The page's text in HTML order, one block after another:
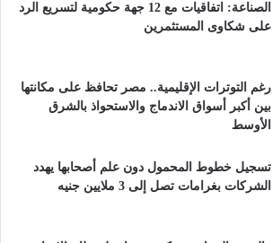
الصناعة: اتفاقيات مع 12 جهة حكومية لتسريع الرد
على شكاوى المستثمرين
رغم التوترات الإقليمية.. مصر تحافظ على مكانتها
بين أكبر أسواق الاندماج والاستحواذ بالشرق
الأوسط
تسجيل خطوط المحمول دون علم أصحابها يهدد
الشركات بغرامات تصل إلى 3 ملايين جنيه